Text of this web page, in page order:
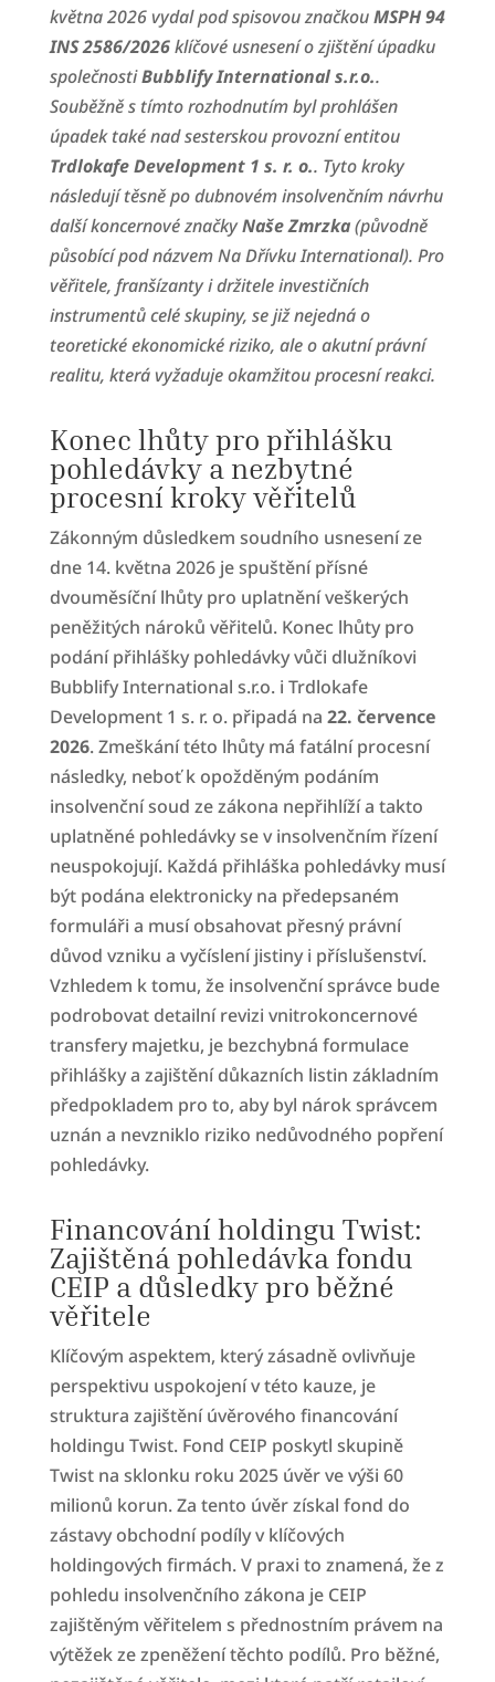
května 2026 vydal pod spisovou značkouMSPH 94
INS 2586/2026klíčové usnesení o zjištění úpadku
společnostiBubblify International s.r.o..
Souběžně s tímto rozhodnutím byl prohlášen
úpadek také nad sesterskou provozní entitou
Trdlokafe Development 1 s. r. o.. Tyto kroky
následují těsně po dubnovém insolvenčním návrhu
další koncernové značkyNaše Zmrzka(původně
působící pod názvem Na Dřívku International). Pro
věřitele, franšízanty i držitele investičních
instrumentů celé skupiny, se již nejedná o
teoretické ekonomické riziko, ale o akutní právní
realitu, která vyžaduje okamžitou procesní reakci.
Konec lhůty pro přihlášku
pohledávky a nezbytné
procesní kroky věřitelů
Zákonným důsledkem soudního usnesení ze
dne 14. května 2026 je spuštění přísné
dvouměsíční lhůty pro uplatnění veškerých
peněžitých nároků věřitelů. Konec lhůty pro
podání přihlášky pohledávky vůči dlužníkovi
Bubblify International s.r.o. i Trdlokafe
Development 1 s. r. o. připadá na 22. července
2026. Zmeškání této lhůty má fatální procesní
následky, neboť k opožděným podáním
insolvenční soud ze zákona nepřihlíží a takto
uplatněné pohledávky se v insolvenčním řízení
neuspokojují. Každá přihláška pohledávky musí
být podána elektronicky na předepsaném
formuláři a musí obsahovat přesný právní
důvod vzniku a vyčíslení jistiny i příslušenství.
Vzhledem k tomu, že insolvenční správce bude
podrobovat detailní revizi vnitrokoncernové
transfery majetku, je bezchybná formulace
přihlášky a zajištění důkazních listin základním
předpokladem pro to, aby byl nárok správcem
uznán a nevzniklo riziko nedůvodného popření
pohledávky.
Financování holdingu Twist:
Zajištěná pohledávka fondu
CEIP a důsledky pro běžné
věřitele
Klíčovým aspektem, který zásadně ovlivňuje
perspektivu uspokojení v této kauze, je
struktura zajištění úvěrového financování
holdingu Twist. Fond CEIP poskytl skupině
Twist na sklonku roku 2025 úvěr ve výši 60
milionů korun. Za tento úvěr získal fond do
zástavy obchodní podíly v klíčových
holdingových firmách. V praxi to znamená, že z
pohledu insolvenčního zákona je CEIP
zajištěným věřitelem s přednostním právem na
výtěžek ze zpeněžení těchto podílů. Pro běžné,